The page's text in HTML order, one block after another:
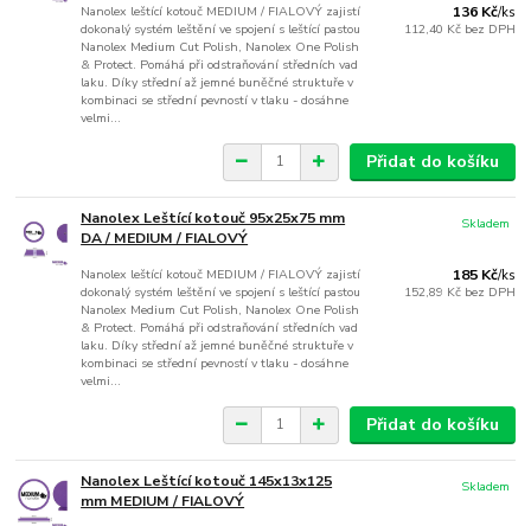
Nanolex leštící kotouč MEDIUM / FIALOVÝ zajistí
dokonalý systém leštění ve spojení s leštící pastou
Nanolex Medium Cut Polish, Nanolex One Polish
& Protect. Pomáhá při odstraňování středních vad
laku. Díky střední až jemné buněčné struktuře v
kombinaci se střední pevností v tlaku - dosáhne
velmi...
136 Kč/ks
112,40 Kč bez DPH
Přidat do košíku
Nanolex Leštící kotouč 95x25x75 mm
DA / MEDIUM / FIALOVÝ
Nanolex leštící kotouč MEDIUM / FIALOVÝ zajistí
dokonalý systém leštění ve spojení s leštící pastou
Nanolex Medium Cut Polish, Nanolex One Polish
& Protect. Pomáhá při odstraňování středních vad
laku. Díky střední až jemné buněčné struktuře v
kombinaci se střední pevností v tlaku - dosáhne
velmi...
185 Kč/ks
152,89 Kč bez DPH
Skladem
Přidat do košíku
Nanolex Leštící kotouč 145x13x125
mm MEDIUM / FIALOVÝ
Skladem